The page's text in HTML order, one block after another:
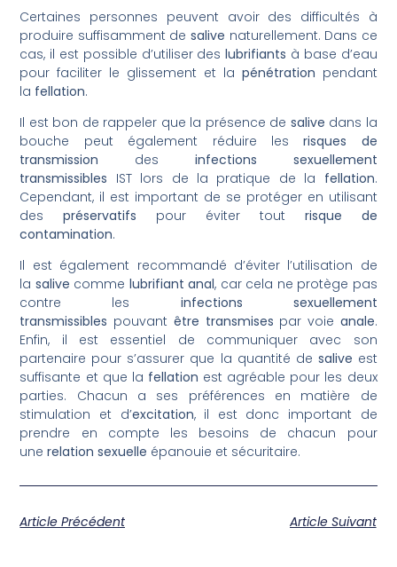
Certaines personnes peuvent avoir des difficultés à
produire suffisamment de salive naturellement. Dans ce
cas, il est possible d’utiliser deslubrifiants à base d’eau
pour faciliter le glissement et la pénétration pendant
la fellation.
Il est bon de rappeler que la présence de salive dans la
bouche peut également réduire lesrisques de
transmission des infections sexuellement
transmissibles IST lors de la pratique de la fellation.
Cependant, il est important de se protéger en utilisant
despréservatifs pour éviter tout risque de
contamination.
Il est également recommandé d’éviter l’utilisation de
la salive comme lubrifiant anal, car cela ne protège pas
contre les infections sexuellement
transmissibles pouvant être transmises par voie anale.
Enfin, il est essentiel de communiquer avec son
partenaire pour s’assurer que la quantité de salive est
suffisante et que la fellation est agréable pour les deux
parties. Chacun a ses préférences en matière de
stimulation et d’excitation, il est donc important de
prendre en compte les besoins de chacun pour
unerelation sexuelle épanouie et sécuritaire.
Article Précédent Article Suivant